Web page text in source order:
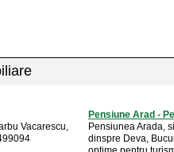
Vacarescu,
Pensiune Arad -
Pensiunea Arada,
dinspre Deva,